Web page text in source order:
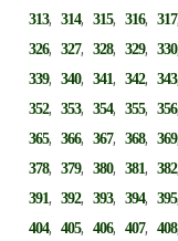
313,314,315,316,317
326,327,328,329,330
339,340,341,342,343
352,353,354,355,356
365,366,367,368,369
378,379,380,381,382
391,392,393,394,395
404,405,406,407,408